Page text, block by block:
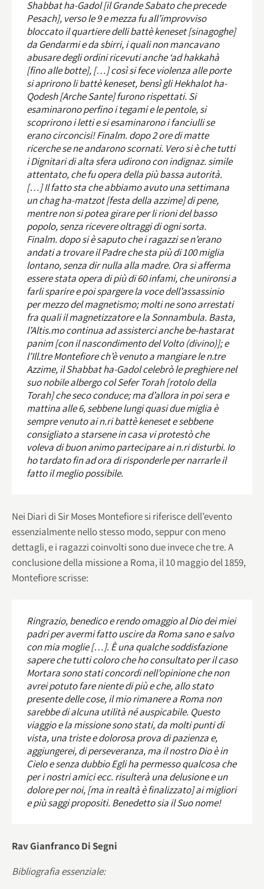
Shabbat ha-Gadol [il Grande Sabato che precede
Pesach], verso le 9 e mezza fu all’improvviso
bloccato il quartiere delli battè keneset [sinagoghe]
da Gendarmi e da sbirri, i quali non mancavano
abusare degli ordini ricevuti anche ‘ad hakkahà
[fino alle botte], […] così si fece violenza alle porte
si aprirono li battè keneset, bensì gli Hekhalot ha-
Qodesh [Arche Sante] furono rispettati. Si
esaminarono perfino i tegami e le pentole, si
scoprirono i letti e si esaminarono i fanciulli se
erano circoncisi! Finalm. dopo 2 ore di matte
ricerche se ne andarono scornati. Vero si è che tutti
i Dignitari di alta sfera udirono con indignaz. simile
attentato, che fu opera della più bassa autorità.
[…] Il fatto sta che abbiamo avuto una settimana
un chag ha-matzot [festa della azzime] di pene,
mentre non si potea girare per li rioni del basso
popolo, senza ricevere oltraggi di ogni sorta.
Finalm. dopo si è saputo che i ragazzi se n’erano
andati a trovare il Padre che sta più di 100 miglia
lontano, senza dir nulla alla madre. Ora si afferma
essere stata opera di più di 60 infami, che unironsi a
farli sparire e poi spargere la voce dell’assassinio
per mezzo del magnetismo; molti ne sono arrestati
fra quali il magnetizzatore e la Sonnambula. Basta,
l’Altis.mo continua ad assisterci anche be-hastarat
panim [con il nascondimento del Volto (divino)]; e
l’Ill.tre Montefiore ch’è venuto a mangiare le n.tre
Azzime, il Shabbat ha-Gadol celebrò le preghiere nel
suo nobile albergo col Sefer Torah [rotolo della
Torah] che seco conduce; ma d’allora in poi sera e
mattina alle 6, sebbene lungi quasi due miglia è
sempre venuto ai n.ri battè keneset e sebbene
consigliato a starsene in casa vi protestò che
voleva di buon animo partecipare ai n.ri disturbi. Io
ho tardato fin ad ora di risponderle per narrarle il
fatto il meglio possibile.
Nei Diari di Sir Moses Montefiore si riferisce dell’evento
essenzialmente nello stesso modo, seppur con meno
dettagli, e i ragazzi coinvolti sono due invece che tre. A
conclusione della missione a Roma, il 10 maggio del 1859,
Montefiore scrisse:
Ringrazio, benedico e rendo omaggio al Dio dei miei
padri per avermi fatto uscire da Roma sano e salvo
con mia moglie […]. È una qualche soddisfazione
sapere che tutti coloro che ho consultato per il caso
Mortara sono stati concordi nell’opinione che non
avrei potuto fare niente di più e che, allo stato
presente delle cose, il mio rimanere a Roma non
sarebbe di alcuna utilità né auspicabile. Questo
viaggio e la missione sono stati, da molti punti di
vista, una triste e dolorosa prova di pazienza e,
aggiungerei, di perseveranza, ma il nostro Dio è in
Cielo e senza dubbio Egli ha permesso qualcosa che
per i nostri amici ecc. risulterà una delusione e un
dolore per noi, [ma in realtà è finalizzato] ai migliori
e più saggi propositi. Benedetto sia il Suo nome!
Rav Gianfranco Di Segni
Bibliografia essenziale: